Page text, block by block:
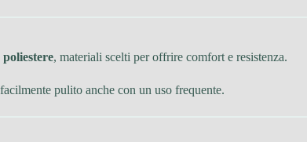
poliestere, materiali scelti per offrire comfort e resistenza.
pulito anche con un uso frequente.